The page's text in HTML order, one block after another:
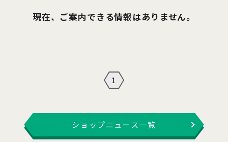
現在、ご案内できる情報はありません。
1
ショップニュース一覧